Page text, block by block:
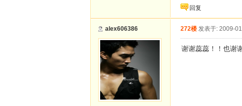
回复
alex606386 272楼 发表于: 2009-
谢谢蕊蕊！！也谢